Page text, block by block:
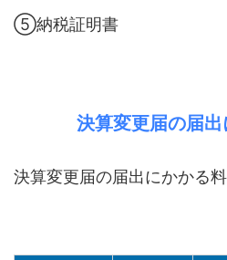
⑤納税証明書
決算変更届の届
決算変更届の届出にかかる料